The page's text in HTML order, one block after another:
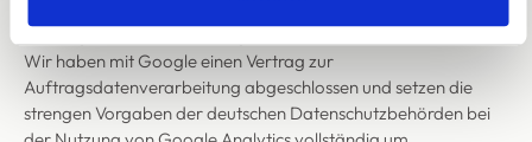
Auftragsdatenverarbeitung
Wir haben mit Google einen Vertrag zur
Auftragsdatenverarbeitung abgeschlossen und setzen die
strengen Vorgaben der deutschen Datenschutzbehörden bei